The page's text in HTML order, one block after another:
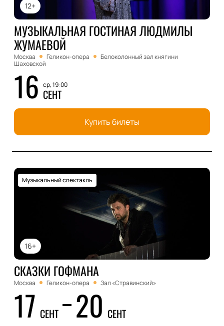
12+
МУЗЫКАЛЬНАЯ ГОСТИНАЯ ЛЮДМИЛЫ
ЖУМАЕВОЙ
Москва Геликон-опера
Белоколонный зал княгини
Шаховской
16 ср, 19:00
СЕНТ
Купить билеты
16+
Музыкальный спектакль
СКАЗКИ ГОФМАНА
Москва Геликон-опера Зал «Стравинский»
17 СЕНТ 20 СЕНТ